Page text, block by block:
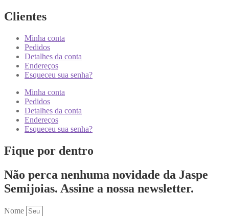
Clientes
Minha conta
Pedidos
Detalhes da conta
Endereços
Esqueceu sua senha?
Minha conta
Pedidos
Detalhes da conta
Endereços
Esqueceu sua senha?
Fique por dentro
Não perca nenhuma novidade da Jaspe
Semijoias. Assine a nossa newsletter.
Nome